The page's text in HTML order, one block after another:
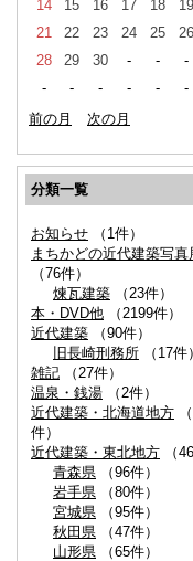
14
15 16 17 18 19
21
22 23 24 25 26
28
29 30 - - -
-
- - - - -
前の月
次の月
分類一覧
お知らせ （1件）
まちかどの近代建築写真
（76件）
煉瓦建築 （23件）
本・DVD他 （2199件）
近代建築 （90件）
旧長崎刑務所 （17件）
雑記 （27件）
温泉・銭湯 （2件）
近代建築・北海道地方
件）
近代建築・東北地方 （
青森県 （96件）
岩手県 （80件）
宮城県 （95件）
秋田県 （47件）
山形県 （65件）